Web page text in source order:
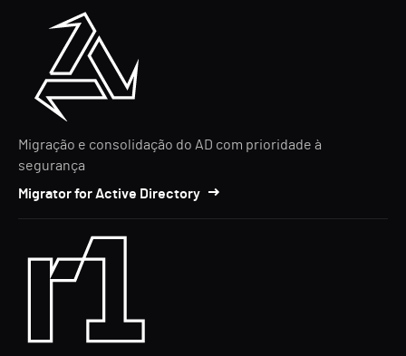
Migração e consolidação do AD com prioridade à
segurança
Migrator for Active Directory